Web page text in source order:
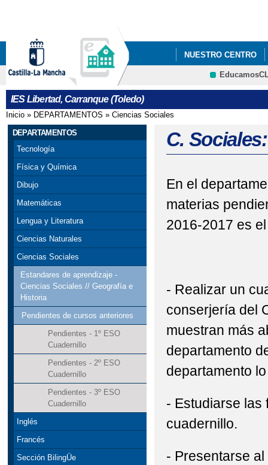
NUESTRO CENTRO
IES Libertad, Carranque (Toledo)
Se encuentra usted aquí
Inicio » DEPARTAMENTOS » Ciencias Sociales
DEPARTAMENTOS
Tecnología
Física y Química
Dibujo
Matemáticas
Lengua y Literatura
Ciencias Naturales
Ciencias Sociales
Estandares de aprendizaje -
Ciencias Sociales // Geografía e
Historia
Pendientes de cursos anteriores
Pendientes - 1º ESO
Cuadernillo
Pendientes - 2º ESO
Cuadernillo
Pendientes - 3º ESO
Cuadernillo
Inglés
Francés
Sección BilingÜe
C.
En el
materias
2016-2017 es
- Realizar un
conserjería del
muestran más
departamento
departamento
- Estudiarse las
cuadernillo.
- Presentarse